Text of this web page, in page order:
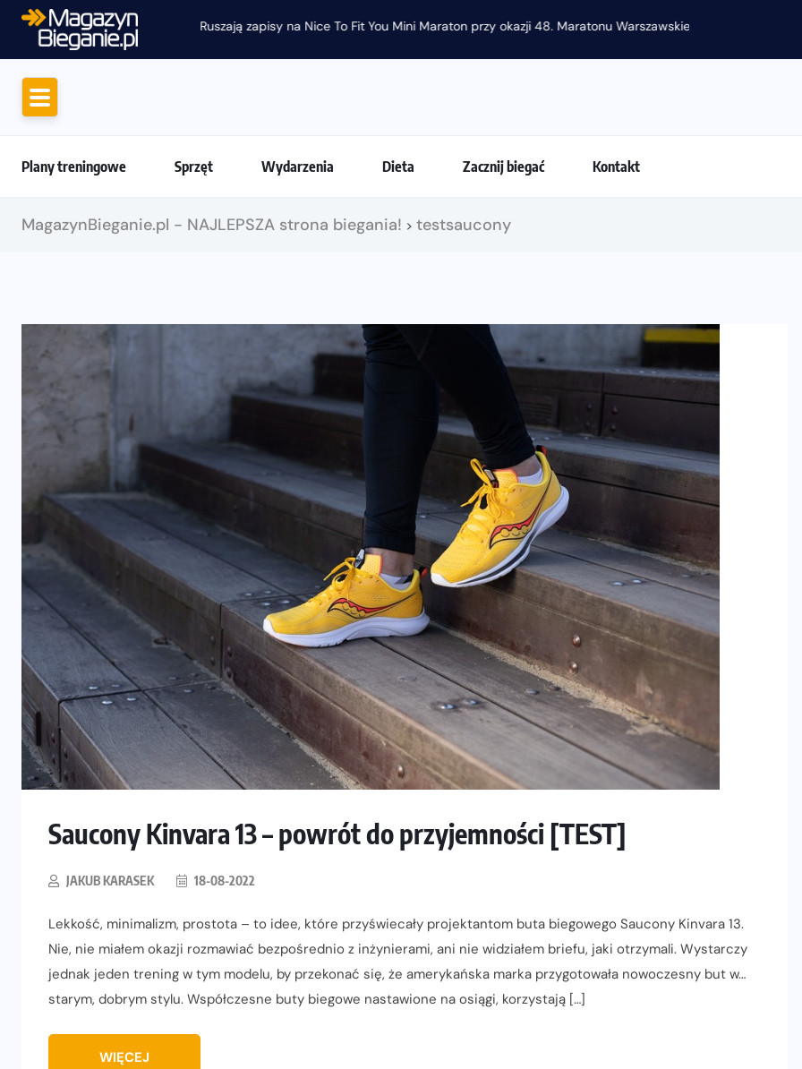
Ruszają zapisy na Nice To Fit You Mini Maraton przy okazji 48. Maratonu Warszawskiego
Plany treningowe Sprzęt Wydarzenia Dieta Zacznij biegać Kontakt
MagazynBieganie.pl - NAJLEPSZA strona biegania! > testsaucony
Saucony Kinvara 13 – powrót do przyjemności [TEST]
JAKUB KARASEK 18-08-2022
Lekkość, minimalizm, prostota – to idee, które przyświecały projektantom buta biegowego Saucony Kinvara 13.
Nie, nie miałem okazji rozmawiać bezpośrednio z inżynierami, ani nie widziałem briefu, jaki otrzymali. Wystarczy
jednak jeden trening w tym modelu, by przekonać się, że amerykańska marka przygotowała nowoczesny but w…
starym, dobrym stylu. Współczesne buty biegowe nastawione na osiągi, korzystają […]
WIĘCEJ